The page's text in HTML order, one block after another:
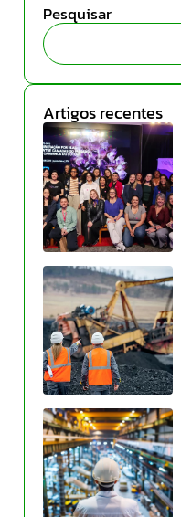
Pesquisar
Artigos recentes